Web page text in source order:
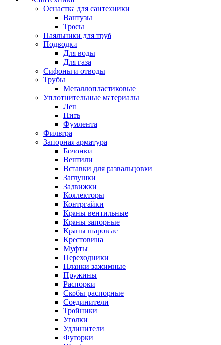
Оснастка для сантехники
Вантузы
Тросы
Паяльники для труб
Подводки
Для воды
Для газа
Сифоны и отводы
Трубы
Металлопластиковые
Уплотнительные материалы
Лен
Нить
Фумлента
Фильтра
Запорная арматура
Бочонки
Вентили
Вставки для развальцовки
Заглушки
Задвижки
Коллекторы
Контргайки
Краны вентильные
Краны запорные
Краны шаровые
Крестовина
Муфты
Переходники
Планки зажимные
Пружины
Распорки
Скобы распорные
Соединители
Тройники
Уголки
Удлинители
Футорки